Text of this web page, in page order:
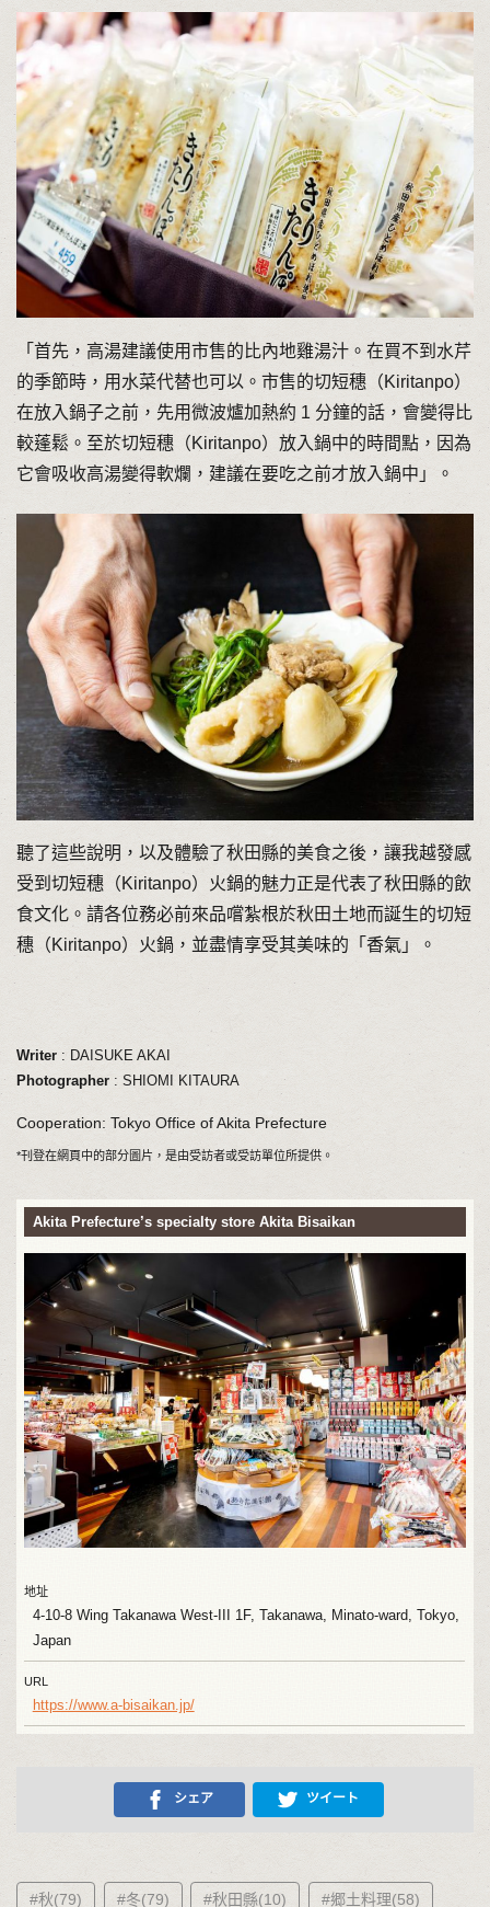
「首先，高湯建議使用市售的比內地雞湯汁。在買不到水芹
的季節時，用水菜代替也可以。市售的切短穗（Kiritanpo）
在放入鍋子之前，先用微波爐加熱約 1 分鐘的話，會變得比
較蓬鬆。至於切短穗（Kiritanpo）放入鍋中的時間點，因為
它會吸收高湯變得軟爛，建議在要吃之前才放入鍋中」。
聽了這些說明，以及體驗了秋田縣的美食之後，讓我越發感
受到切短穗（Kiritanpo）火鍋的魅力正是代表了秋田縣的飲
食文化。請各位務必前來品嚐紮根於秋田土地而誕生的切短
穗（Kiritanpo）火鍋，並盡情享受其美味的「香氣」。
Writer: DAISUKE AKAI
Photographer: SHIOMI KITAURA
Cooperation: Tokyo Office of Akita Prefecture
*刊登在網頁中的部分圖片，是由受訪者或受訪單位所提供。
Akita Prefecture’s specialty store Akita Bisaikan
地址
4-10-8 Wing Takanawa West-III 1F, Takanawa, Minato-ward, Tokyo,
Japan
URL
https://www.a-bisaikan.jp/
シェア ツイート
#秋(79) #冬(79) #秋田縣(10) #郷土料理(58)